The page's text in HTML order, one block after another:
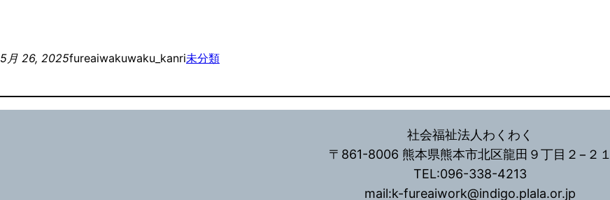
5月 26, 2025fureaiwakuwaku_kanri未分類
社会福祉法人わくわく
〒861-8006 熊本県熊本市北区龍田９丁目２−２１
TEL:096-338-4213
mail:k-fureaiwork@indigo.plala.or.jp